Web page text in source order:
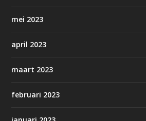
mei 2023
april 2023
maart 2023
februari 2023